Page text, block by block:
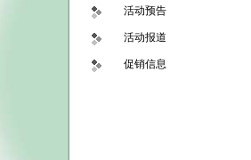
活动预告
活动报道
促销信息